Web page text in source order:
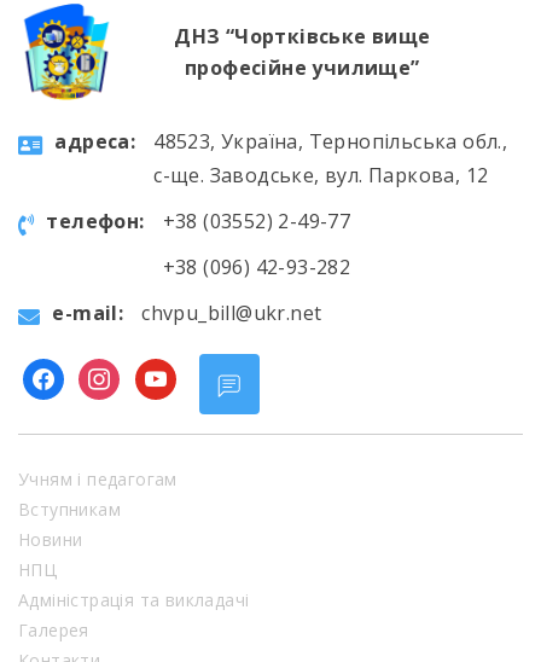
ДНЗ “Чортківське вище
професійне училище”
aдресa:
48523, Україна, Тернопільська обл.,
с-ще. Заводське, вул. Паркова, 12
телефон:
+38 (03552) 2-49-77
+38 (096) 42-93-282
e-mail:
chvpu_bill@ukr.net
facebookinstagram
youtube
Учням і педагогам
Вступникам
Новини
НПЦ
Адміністрація та викладачі
Галерея